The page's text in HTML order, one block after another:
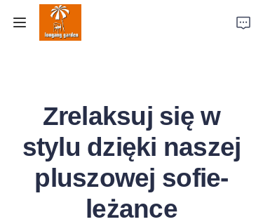
Zrelaksuj się w
stylu dzięki naszej
pluszowej sofie-
leżance
Produkty
Studia przypadków
Siła fabryki